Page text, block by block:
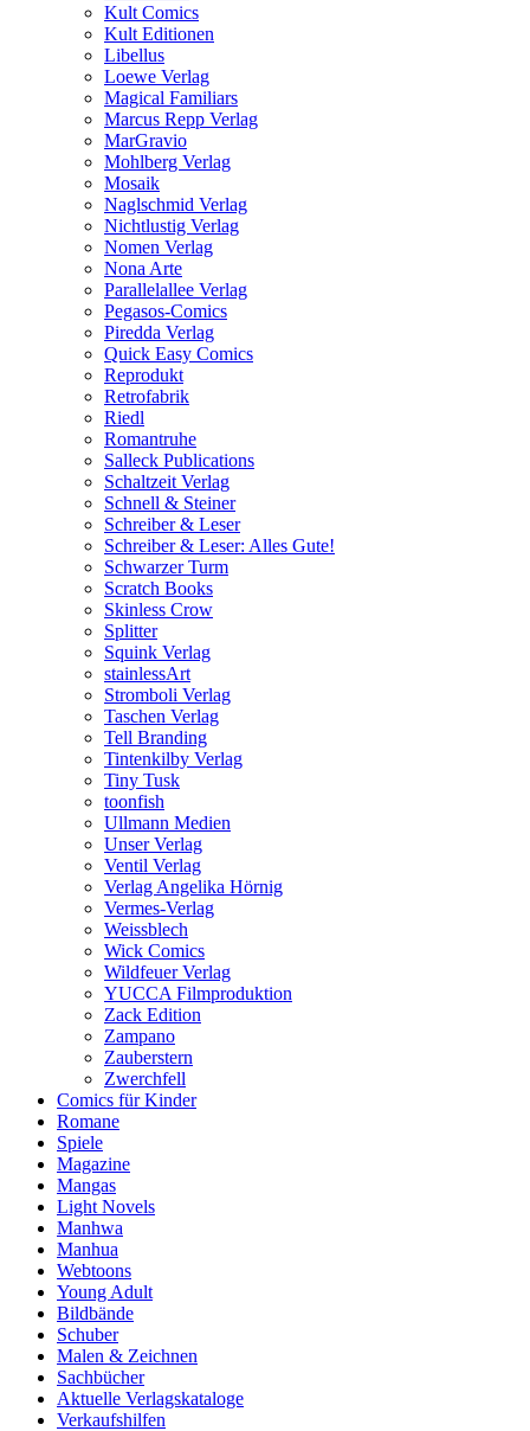
Kult Comics
Kult Editionen
Libellus
Loewe Verlag
Magical Familiars
Marcus Repp Verlag
MarGravio
Mohlberg Verlag
Mosaik
Naglschmid Verlag
Nichtlustig Verlag
Nomen Verlag
Nona Arte
Parallelallee Verlag
Pegasos-Comics
Piredda Verlag
Quick Easy Comics
Reprodukt
Retrofabrik
Riedl
Romantruhe
Salleck Publications
Schaltzeit Verlag
Schnell & Steiner
Schreiber & Leser
Schreiber & Leser: Alles Gute!
Schwarzer Turm
Scratch Books
Skinless Crow
Splitter
Squink Verlag
stainlessArt
Stromboli Verlag
Taschen Verlag
Tell Branding
Tintenkilby Verlag
Tiny Tusk
toonfish
Ullmann Medien
Unser Verlag
Ventil Verlag
Verlag Angelika Hörnig
Vermes-Verlag
Weissblech
Wick Comics
Wildfeuer Verlag
YUCCA Filmproduktion
Zack Edition
Zampano
Zauberstern
Zwerchfell
Comics für Kinder
Romane
Spiele
Magazine
Mangas
Light Novels
Manhwa
Manhua
Webtoons
Young Adult
Bildbände
Schuber
Malen & Zeichnen
Sachbücher
Aktuelle Verlagskataloge
Verkaufshilfen